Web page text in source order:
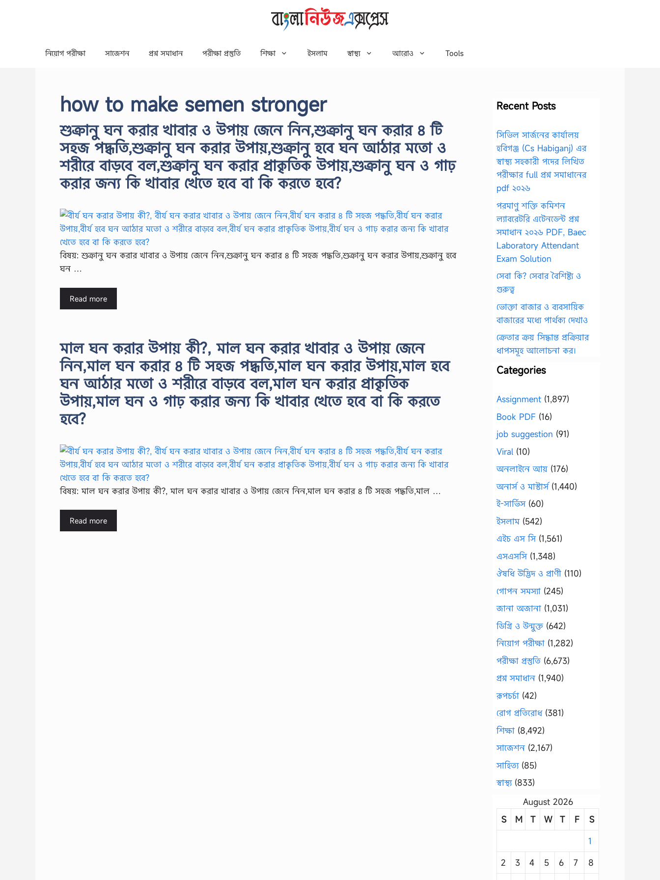
নিয়োগ পরীক্ষা সাজেশন প্রশ্ন সমাধান পরীক্ষা প্রস্তুতি শিক্ষা ইসলাম স্বাস্থ্য আরোও Tools
how to make semen stronger
শুক্রানু ঘন করার খাবার ও উপায় জেনে নিন,শুক্রানু ঘন করার ৪ টি
সহজ পদ্ধতি,শুক্রানু ঘন করার উপায়,শুক্রানু হবে ঘন আঠার মতো ও
শরীরে বাড়বে বল,শুক্রানু ঘন করার প্রাকৃতিক উপায়,শুক্রানু ঘন ও গাঢ়
করার জন্য কি খাবার খেতে হবে বা কি করতে হবে?
বিষয়: শুক্রানু ঘন করার খাবার ও উপায় জেনে নিন,শুক্রানু ঘন করার ৪ টি সহজ পদ্ধতি,শুক্রানু ঘন করার উপায়,শুক্রানু হবে
ঘন …
Read more
মাল ঘন করার উপায় কী?, মাল ঘন করার খাবার ও উপায় জেনে
নিন,মাল ঘন করার ৪ টি সহজ পদ্ধতি,মাল ঘন করার উপায়,মাল হবে
ঘন আঠার মতো ও শরীরে বাড়বে বল,মাল ঘন করার প্রাকৃতিক
উপায়,মাল ঘন ও গাঢ় করার জন্য কি খাবার খেতে হবে বা কি করতে
হবে?
বিষয়: মাল ঘন করার উপায় কী?, মাল ঘন করার খাবার ও উপায় জেনে নিন,মাল ঘন করার ৪ টি সহজ পদ্ধতি,মাল …
Read more
Recent Posts
সিভিল সার্জনের কার্যালয়
হবিগঞ্জ (Cs Habiganj) এর
স্বাস্থ্য সহকারী পদের লিখিত
পরীক্ষার full প্রশ্ন সমাধানের
pdf ২০২৬
পরমাণু শক্তি কমিশন
ল্যাবরেটরি এটেনডেন্ট প্রশ্ন
সমাধান ২০২৬ PDF, Baec
Laboratory Attendant
Exam Solution
সেবা কি? সেবার বৈশিষ্ট্য ও
গুরুত্ব
ভোক্তা বাজার ও ব্যবসায়িক
বাজারের মধ্যে পার্থক্য দেখাও
ক্রেতার ক্রয় সিদ্ধান্ত প্রক্রিয়ার
ধাপসমূহ আলোচনা কর।
Categories
Assignment (1,897)
Book PDF (16)
job suggestion (91)
Viral (10)
অনলাইনে আয় (176)
অনার্স ও মাস্টার্স(1,440)
ই-সার্ভিস(60)
ইসলাম(542)
এইচ এস সি(1,561)
এসএসসি(1,348)
ঔষধি উদ্ভিদ ও প্রাণী (110)
গোপন সমস্যা (245)
জানা অজানা (1,031)
ডিগ্রি ও উন্মুক্ত (642)
নিয়োগ পরীক্ষা (1,282)
পরীক্ষা প্রস্তুতি (6,673)
প্রশ্ন সমাধান (1,940)
রূপচর্চা (42)
রোগ প্রতিরোধ(381)
শিক্ষা (8,492)
সাজেশন (2,167)
সাহিত্য(85)
স্বাস্থ্য(833)
August 2026
S
M T W T F
S
1
2
3 4 5 6 7
8